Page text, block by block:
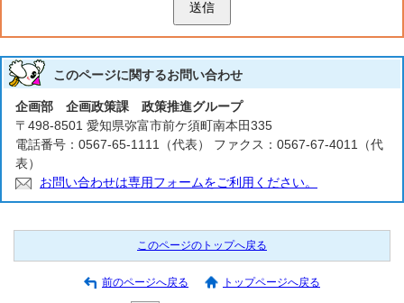
送信
このページに関するお問い合わせ
企画部 企画政策課 政策推進グループ
〒498-8501 愛知県弥富市前ケ須町南本田335
電話番号：0567-65-1111（代表） ファクス：0567-67-4011（代
表）
お問い合わせは専用フォームをご利用ください。
このページのトップへ戻る
前のページへ戻る トップページへ戻る